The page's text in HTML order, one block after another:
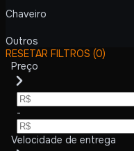
Chaveiro
Outros
RESETAR FILTROS (0)
Preço
-
Velocidade de entrega